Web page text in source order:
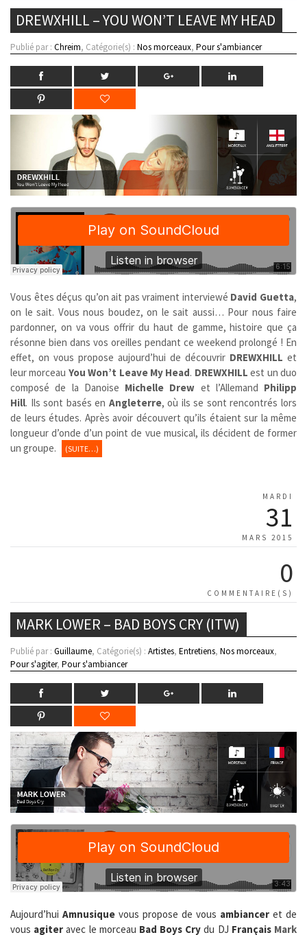
DREWXHILL – YOU WON’T LEAVE MY HEAD
Publié par : Chreim, Catégorie(s) : Nos morceaux, Pour s'ambiancer
Vous êtes déçus qu’on ait pas vraiment interviewé David Guetta,
on le sait. Vous nous boudez, on le sait aussi… Pour nous faire
pardonner, on va vous offrir du haut de gamme, histoire que ça
résonne bien dans vos oreilles pendant ce weekend prolongé ! En
effet, on vous propose aujourd’hui de découvrir DREWXHILL et
leur morceau You Won’t Leave My Head. DREWXHILL est un duo
composé de la Danoise Michelle Drew et l’Allemand Philipp
Hill. Ils sont basés en Angleterre, où ils se sont rencontrés lors
de leurs études. Après avoir découvert qu’ils étaient sur la même
longueur d’onde d’un point de vue musical, ils décident de former
un groupe.
(SUITE…)
MARDI
31
MARS 2015
0
COMMENTAIRE(S)
MARK LOWER – BAD BOYS CRY (ITW)
Publié par : Guillaume, Catégorie(s) : Artistes, Entretiens, Nos morceaux,
Pour s'agiter, Pour s'ambiancer
Aujourd’hui Amnusique vous propose de vous ambiancer et de
vous agiter avec le morceau Bad Boys Cry du DJ Français Mark